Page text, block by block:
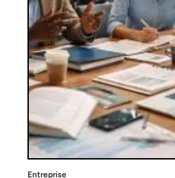
Entreprise